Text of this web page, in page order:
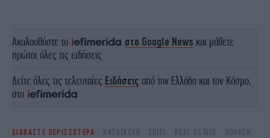
Ακολουθήστε το στο Google News και μάθετε
πρώτοι όλες τις ειδήσεις
Δείτε όλες τις τελευταίες Ειδήσεις από την Ελλάδα και τον Κόσμο,
στο
ΔΙΑΒΑΣΤΕ ΠΕΡΙΣΣΟΤΕΡΑ ΚΑΤΑΣΚΕΥΉ ΣΠΊΤΙ REAL ESTATE
ΠΏΛΗΣΗ